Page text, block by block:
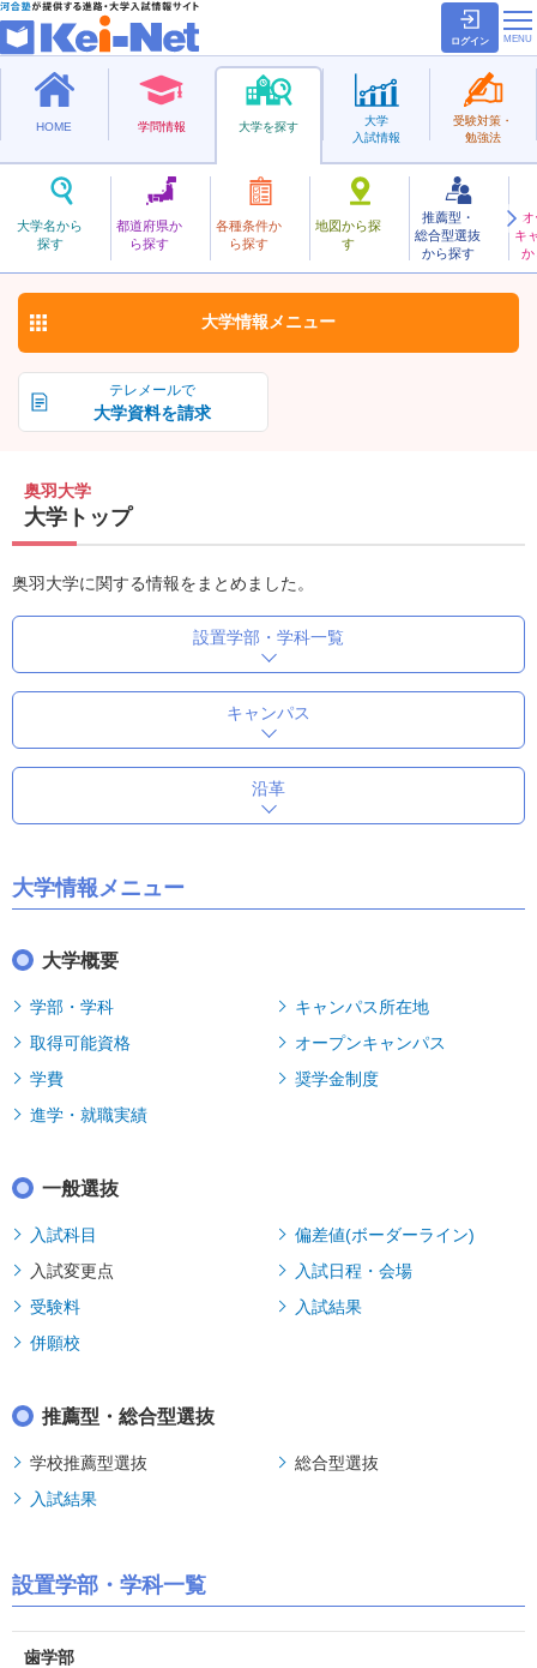
ログイン
HOME 学問情報 大学を探す
大学名から
探す
都道府県か
ら探す
各種条件か
ら探す
地図から探
す
推薦型・
総合型選抜
から探す
キ
か
大学
入試情報
受験対策・
勉強法
私立
おうう
奥羽大学 お気に入り
テレメールで
大学資料を請求
大学情報 メニュー
奥羽大学
大学トップ
奥羽大学に関する情報をまとめました。
設置学部・学科一覧
キャンパス
沿革
大学情報メニュー
大学概要
学部・学科
キャンパス所在地
取得可能資格
オープンキャンパス
学費
奨学金制度
進学・就職実績
一般選抜
入試科目
偏差値(ボーダーライン)
入試変更点
入試日程・会場
受験料
入試結果
併願校
推薦型・総合型選抜
学校推薦型選抜
総合型選抜
入試結果
設置学部・学科一覧
歯学部